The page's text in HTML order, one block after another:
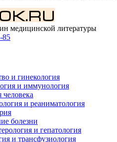
медицинской литературы
85
и гинекология
и иммунология
и реаниматология
болезни
и гепатология
и трансфузиология